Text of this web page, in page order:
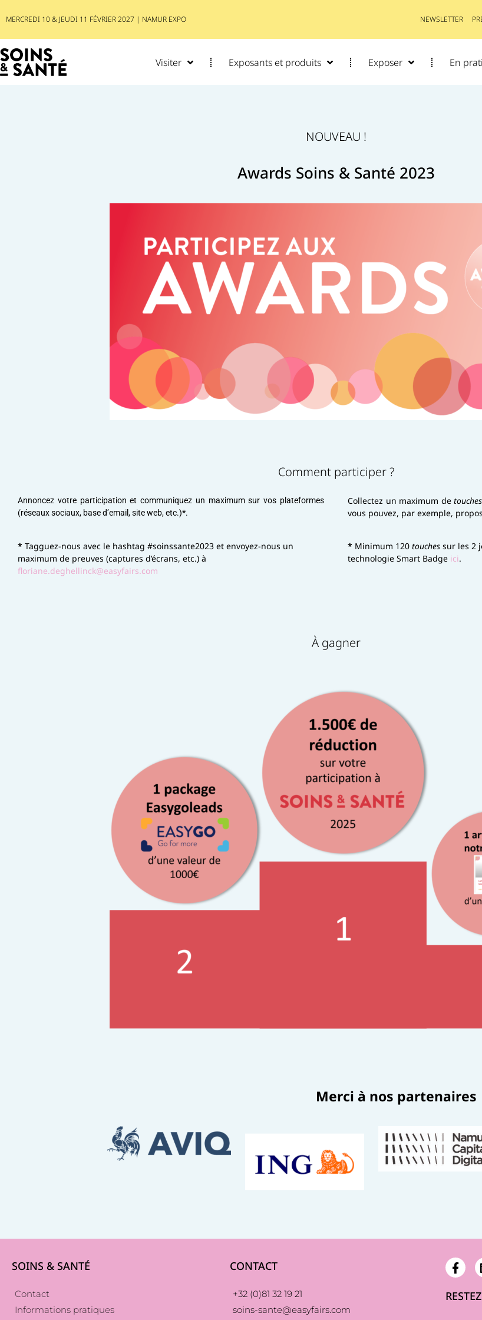
MERCREDI 10 & JEUDI 11 FÉVRIER 2027 | NAMUR EXPO NEWSLETTER
Visiter Exposants et produits Exposer En
NOUVEAU !
Awards Soins & Santé 2023
Comment participer ?
Annoncez votre participation et communiquez un maximum sur vos plateformes
(réseaux sociaux, base d’email, site web, etc.)*.
* Tagguez-nous avec le hashtag #soinssante2023 et envoyez-nous un
maximum de preuves (captures d’écrans, etc.) à
floriane.deghellinck@easyfairs.com
Collectez un maximum detouches
vous pouvez, par exemple,
* Minimum 120 touches sur les 2
technologie Smart Badge ici.
À gagner
Merci à nos partenaires​
SOINS & SANTÉ
Contact
Informations pratiques
CONTACT
+32 (0)81 32 19 21
soins-sante@easyfairs.com